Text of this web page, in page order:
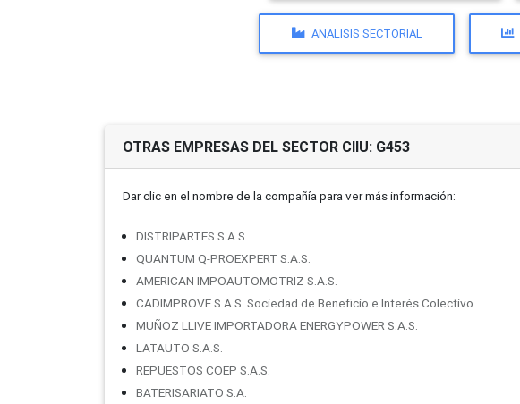
ANALISIS SECTORIAL
OTRAS EMPRESAS DEL SECTOR CIIU: G453
Dar clic en el nombre de la compañí­a para ver más información:
DISTRIPARTES S.A.S.
QUANTUM Q-PROEXPERT S.A.S.
AMERICAN IMPOAUTOMOTRIZ S.A.S.
CADIMPROVE S.A.S. Sociedad de Beneficio e Interés Colectivo
MUÑOZ LLIVE IMPORTADORA ENERGYPOWER S.A.S.
LATAUTO S.A.S.
REPUESTOS COEP S.A.S.
BATERISARIATO S.A.